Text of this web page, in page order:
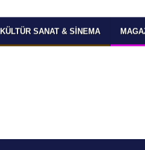
KÜLTÜR SANAT & SINEMA